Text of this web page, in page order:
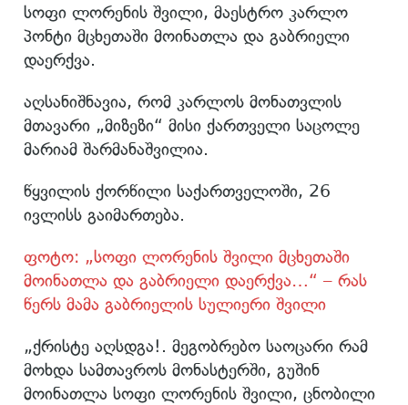
სოფი ლორენის შვილი, მაესტრო კარლო
პონტი მცხეთაში მოინათლა და გაბრიელი
დაერქვა.
აღსანიშნავია, რომ კარლოს მონათვლის
მთავარი „მიზეზი“ მისი ქართველი საცოლე
მარიამ შარმანაშვილია.
წყვილის ქორწილი საქართველოში, 26
ივლისს გაიმართება.
ფოტო: „სოფი ლორენის შვილი მცხეთაში
მოინათლა და გაბრიელი დაერქვა…“ – რას
წერს მამა გაბრიელის სულიერი შვილი
„ქრისტე აღსდგა!. მეგობრებო საოცარი რამ
მოხდა სამთავროს მონასტერში, გუშინ
მოინათლა სოფი ლორენის შვილი, ცნობილი